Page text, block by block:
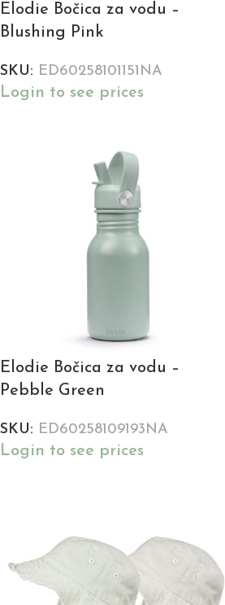
Elodie Bočica za vodu –
Blushing Pink
SKU: ED60258101151NA
Login to see prices
Elodie Bočica za vodu –
Pebble Green
SKU: ED60258109193NA
Login to see prices